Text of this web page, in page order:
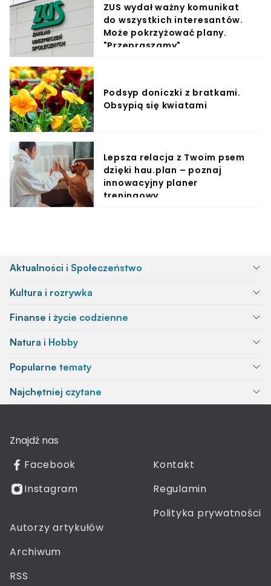
ZUS wydał ważny komunikat
do wszystkich interesantów.
Może pokrzyżować plany.
"Przepraszamy"
Podsyp doniczki z bratkami.
Obsypią się kwiatami
Lepsza relacja z Twoim psem
dzięki hau.plan – poznaj
innowacyjny planer
treningowy
Aktualności i Społeczeństwo
Kultura i rozrywka
Finanse i życie codzienne
Natura i Hobby
Popularne tematy
Najchętniej czytane
Znajdź nas
Facebook
Instagram
Kontakt
Regulamin
Polityka prywatności
Autorzy artykułów
Archiwum
RSS